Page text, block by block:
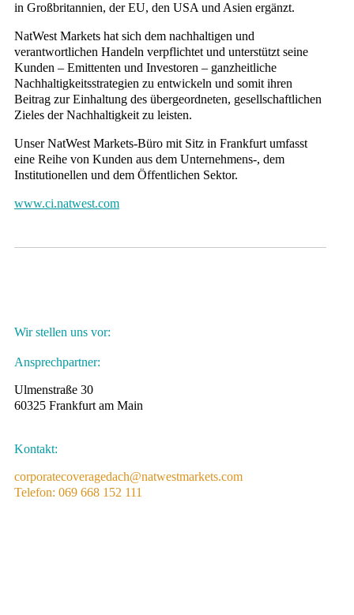
in Großbritannien, der EU, den USA und Asien ergänzt.
NatWest Markets hat sich dem nachhaltigen und
verantwortlichen Handeln verpflichtet und unterstützt seine
Kunden – Emittenten und Investoren – ganzheitliche
Nachhaltigkeitsstrategien zu entwickeln und somit ihren
Beitrag zur Einhaltung des übergeordneten, gesellschaftlichen
Zieles der Nachhaltigkeit zu leisten.
Unser NatWest Markets-Büro mit Sitz in Frankfurt umfasst
eine Reihe von Kunden aus dem Unternehmens-, dem
Institutionellen und dem Öffentlichen Sektor.
www.ci.natwest.com
Wir stellen uns vor:
Ansprechpartner:
Ulmenstraße 30
60325 Frankfurt am Main
Kontakt:
corporatecoveragedach@natwestmarkets.com
Telefon: 069 668 152 111